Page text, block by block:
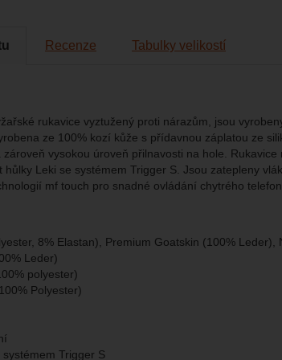
měření výkonu našeho webu i našich reklamních
my nebo naši partneři, abychom vám mohli
jak na našich stránkách, tak na stránkách třetích
Recenze Tabulky velikostí
rukavice vyztužený proti nárazům, jsou
ze 100% kozí kůže s přídavnou záplatou ze
vysokou úroveň přilnavosti na hole. Rukavice
Leki se systémem Trigger S. Jsou zatepleny
mf touch pro snadné ovládání chytrého
8% Elastan), Premium Goatskin (100%
Leder)
polyester)
Polyester)
Trigger S